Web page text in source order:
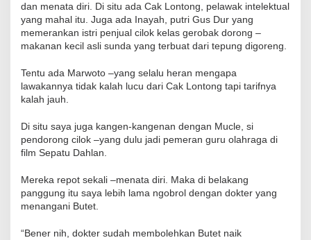
dan menata diri. Di situ ada Cak Lontong, pelawak intelektual
yang mahal itu. Juga ada Inayah, putri Gus Dur yang
memerankan istri penjual cilok kelas gerobak dorong –
makanan kecil asli sunda yang terbuat dari tepung digoreng.
Tentu ada Marwoto –yang selalu heran mengapa
lawakannya tidak kalah lucu dari Cak Lontong tapi tarifnya
kalah jauh.
Di situ saya juga kangen-kangenan dengan Mucle, si
pendorong cilok –yang dulu jadi pemeran guru olahraga di
film Sepatu Dahlan.
Mereka repot sekali –menata diri. Maka di belakang
panggung itu saya lebih lama ngobrol dengan dokter yang
menangani Butet.
“Bener nih, dokter sudah membolehkan Butet naik